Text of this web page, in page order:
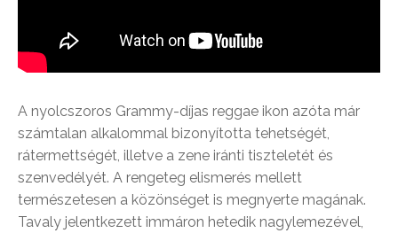
A nyolcszoros Grammy-díjas reggae ikon azóta már
számtalan alkalommal bizonyította tehetségét,
rátermettségét, illetve a zene iránti tiszteletét és
szenvedélyét. A rengeteg elismerés mellett
természetesen a közönséget is megnyerte magának.
Tavaly jelentkezett immáron hetedik nagylemezével,